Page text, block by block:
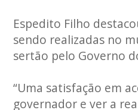
Espedito Filho
sendo realizadas no
sertão pelo Governo
“Uma satisfação em
governador e ver a